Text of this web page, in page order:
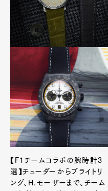
【F1チームコラボの腕時計3
選】チューダーからブライトリ
ング、H.モーザーまで、チーム